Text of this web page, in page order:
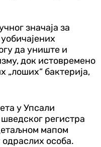
значаја за
да униште и
док истовремено
„лоших“ бактерија,
у Упсали
регистра
мапом
особа.